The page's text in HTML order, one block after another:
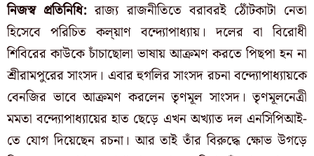
নিজস্ব প্রতিনিধি: রাজ্য রাজনীতিতে বরাবরই ঠোঁটকাটা নেতা
হিসেবে পরিচিত কল্য়াণ বন্দ্যোপাধ্যায়। দলের বা বিরোধী
শিবিরের কাউকে চাঁচাছোলা ভাষায় আক্রমণ করতে পিছপা হন না
শ্রীরামপুরের সাংসদ। এবার হুগলির সাংসদ রচনা বন্দ্যোপাধ্যায়কে
বেনজির ভাবে আক্রমণ করলেন তৃণমূল সাংসদ। তৃণমূলনেত্রী
মমতা বন্দ্যোপাধ্যায়ের হাত ছেড়ে এখন অখ্যাত দল এনসিপিআই-
তে যোগ দিয়েছেন রচনা। আর তাই তাঁর বিরুদ্ধে ক্ষোভ উগড়ে